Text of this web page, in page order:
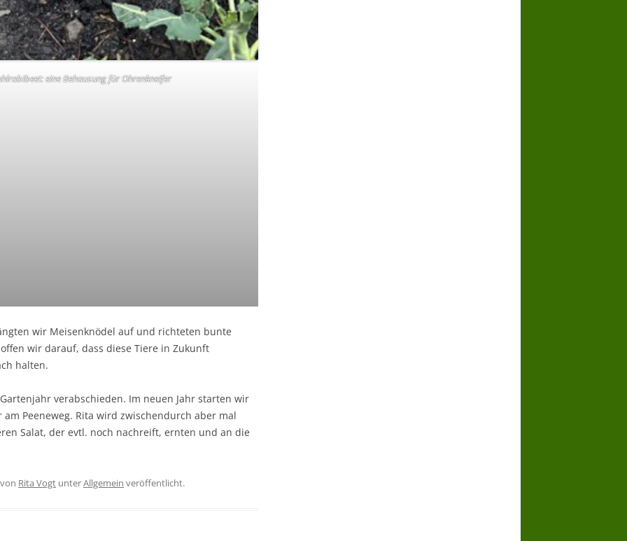
eine Behausung für Ohrenkneifer
wir Meisenknödel auf und richteten bunte
wir darauf, dass diese Tiere in Zukunft
halten.
verabschieden. Im neuen Jahr starten wir
Peeneweg. Rita wird zwischendurch aber mal
Salat, der evtl. noch nachreift, ernten und an die
Rita Vogt unterAllgemein veröffentlicht.